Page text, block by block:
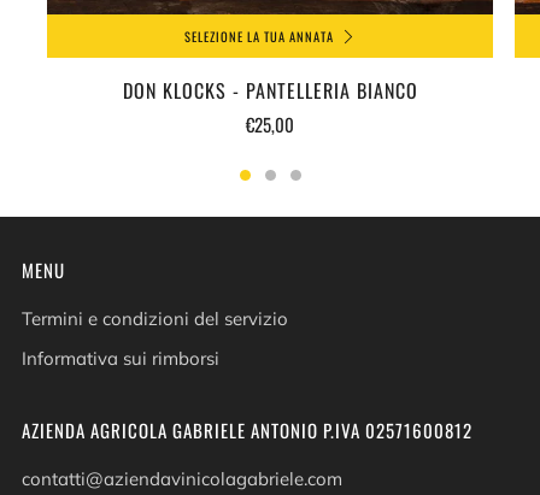
SELEZIONE LA TUA ANNATA
DON KLOCKS - PANTELLERIA BIANCO
€25,00
MENU
Termini e condizioni del servizio
Informativa sui rimborsi
AZIENDA AGRICOLA GABRIELE ANTONIO P.IVA 02571600812
contatti@aziendavinicolagabriele.com